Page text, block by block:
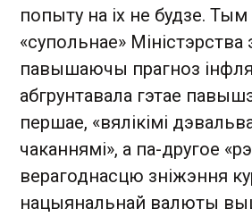
попыту на іх не будзе.
«супольнае» Міністэрства
павышаючы прагноз
абгрунтавала гэтае
першае, «вялікімі
чаканнямі», а па-другое
верагоднасцю зніжэння
нацыянальнай валюты